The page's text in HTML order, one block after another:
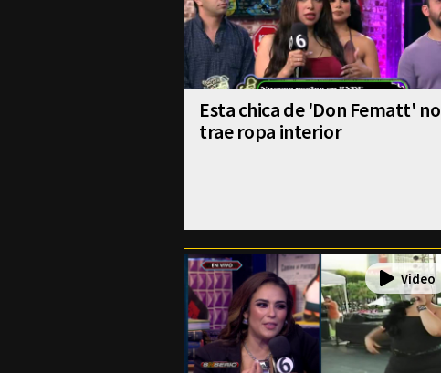
Esta chica de 'Don Fematt' no
trae ropa interior